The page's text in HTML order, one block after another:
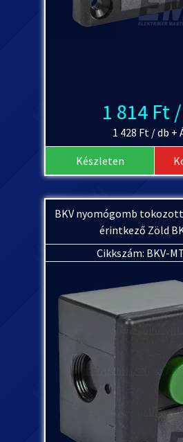
1 814 Ft
1 428 Ft / db +
Készleten
BKV nyomógomb
érintkező Zöld
Cikkszám: BKV-